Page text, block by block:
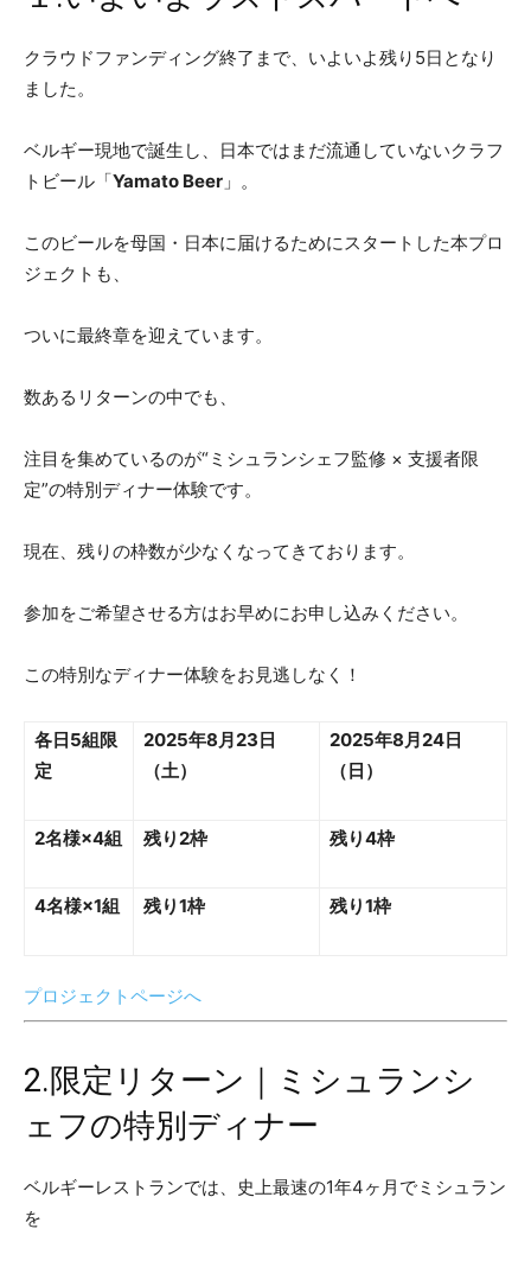
クラウドファンディング終了まで、いよいよ残り5日となり
ました。
ベルギー現地で誕生し、日本ではまだ流通していないクラフ
トビール「Yamato Beer 」。
このビールを母国・日本に届けるためにスタートした本プロ
ジェクトも、
ついに最終章を迎えています。
数あるリターンの中でも、
注目を集めているのが“ミシュランシェフ監修 × 支援者限
定”の特別ディナー体験です。
現在、残りの枠数が少なくなってきております。
参加をご希望させる方はお早めにお申し込みください。
この特別なディナー体験をお見逃しなく！
各日5組限
定
2025年8月23日
（土）
2025年8月24日
（日）
2名様×4組 残り2枠 残り4枠
4名様×1組 残り1枠 残り1枠
プロジェクトページへ
2.限定リターン｜ミシュランシ
ェフの特別ディナー
ベルギーレストランでは、史上最速の1年4ヶ月でミシュラン
を